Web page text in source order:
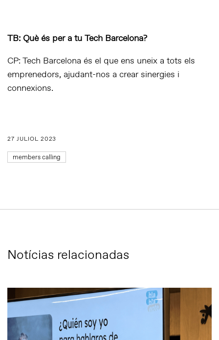
TB: Què és per a tu Tech Barcelona?
CP: Tech Barcelona és el que ens uneix a tots els
emprenedors, ajudant-nos a crear sinergies i
connexions.
27 JULIOL 2023
members calling
Notícias relacionadas